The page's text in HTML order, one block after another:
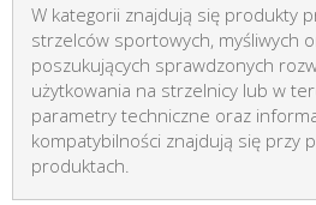
W kategorii znajdują się produkty
strzelców sportowych, myśliwych
poszukujących sprawdzonych
użytkowania na strzelnicy lub w
parametry techniczne oraz
kompatybilności znajdują się przy
produktach.